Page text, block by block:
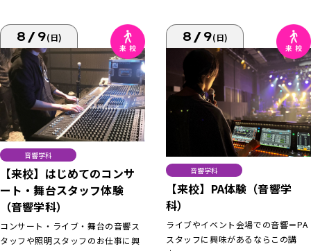
8/9(日)
音響学科
【来校】はじめてのコンサ
ート・舞台スタッフ体験
（音響学科）
コンサート・ライブ・舞台の音響ス
タッフや照明スタッフのお仕事に興
8/9(日)
音響学科
【来校】PA体験（音響学
科）
ライブやイベント会場での音響＝PA
スタッフに興味があるならこの講